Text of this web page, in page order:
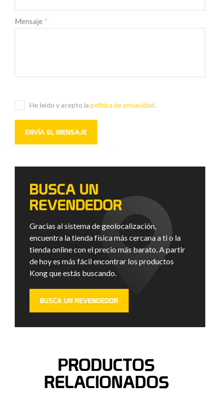
Mensaje *
He leido y acepto la politica de privacidad.
BUSCA UN
REVENDEDOR
Gracias al sistema de geolocalización,
encuentra la tienda física más cercana a ti o la
tienda online con el precio más barato. A partir
de hoy es más fácil encontrar los productos
Kong que estás buscando.
BUSCA UN REVENDEDOR
PRODUCTOS
RELACIONADOS